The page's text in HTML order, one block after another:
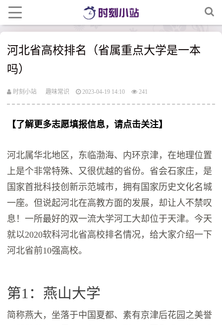
河北省高校排名（省属重点大学是一本
吗）
时刻小站 趣味常识 2023-04-19 14:10 241
【了解更多志愿填报信息，请点击关注】
河北属华北地区，东临渤海、内环京津，在地理位置
上是个非常特殊、又很优越的省份。省会石家庄，是
国家首批科技创新示范城市，拥有国家历史文化名城
一座。但说起河北在高教方面的发展，却让人不禁叹
息！一所最好的双一流大学河工大却位于天津。今天
就以2020软科河北省高校排名情况，给大家介绍一下
河北省前10强高校。
第1：燕山大学
简称燕大，坐落于中国夏都、素有京津后花园之美誉